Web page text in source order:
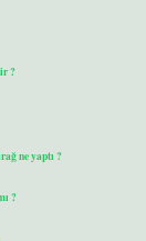
?
ne yaptı ?
?